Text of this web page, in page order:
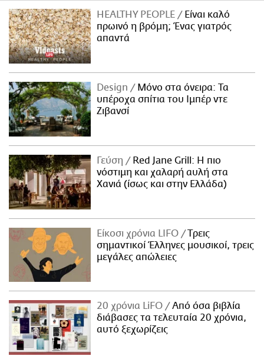
HEALTHY PEOPLE
Είναι καλό
πρωινό η βρόμη; Ένας γιατρός
απαντά
Design
Μόνο στα όνειρα: Τα
υπέροχα σπίτια του Ιμπέρ ντε
Ζιβανσί
Γεύση
Red Jane Grill: Η πιο
νόστιμη και χαλαρή αυλή στα
Χανιά (ίσως και στην Ελλάδα)
Είκοσι χρόνια LIFO
Tρεις
σημαντικοί Έλληνες μουσικοί, τρεις
μεγάλες απώλειες
20 χρόνια LiFO
Από όσα βιβλία
διάβασες τα τελευταία 20 χρόνια,
αυτό ξεχωρίζεις